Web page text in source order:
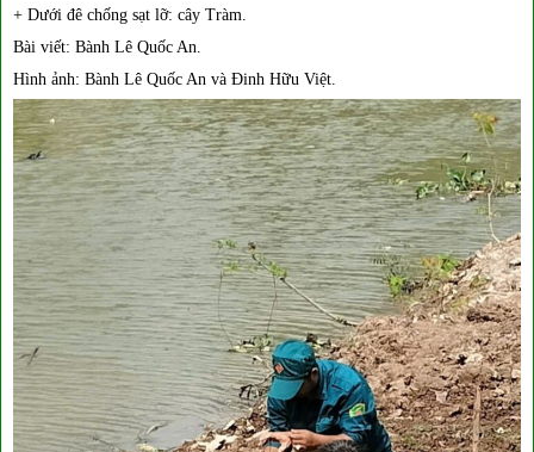
+ Dưới đê chống sạt lỡ: cây Tràm.
Bài viết: Bành Lê Quốc An.
Hình ảnh: Bành Lê Quốc An và Đinh Hữu Việt.